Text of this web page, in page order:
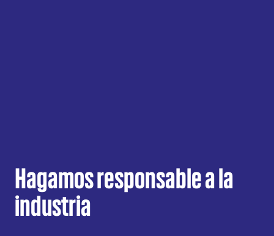
Hagamos responsable a la
industria